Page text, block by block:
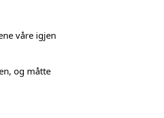
våre igjen
og måtte